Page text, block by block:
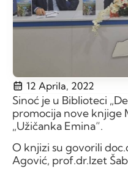
12 Aprila, 2022
Sinoć je u Biblioteci
promocija nove knjige
„Užičanka Emina“.
O knjizi su govorili
Agović, prof.dr.Izet